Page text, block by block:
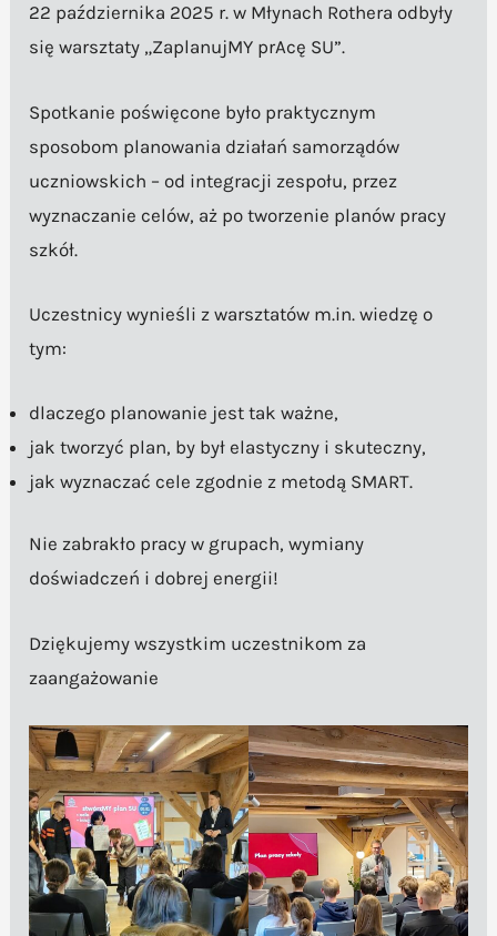
22 października 2025 r. w Młynach Rothera odbyły
się warsztaty „ZaplanujMY prAcę SU”.
Spotkanie poświęcone było praktycznym
sposobom planowania działań samorządów
uczniowskich – od integracji zespołu, przez
wyznaczanie celów, aż po tworzenie planów pracy
szkół.
Uczestnicy wynieśli z warsztatów m.in. wiedzę o
tym:
dlaczego planowanie jest tak ważne,
jak tworzyć plan, by był elastyczny i skuteczny,
jak wyznaczać cele zgodnie z metodą SMART.
Nie zabrakło pracy w grupach, wymiany
doświadczeń i dobrej energii!
Dziękujemy wszystkim uczestnikom za
zaangażowanie